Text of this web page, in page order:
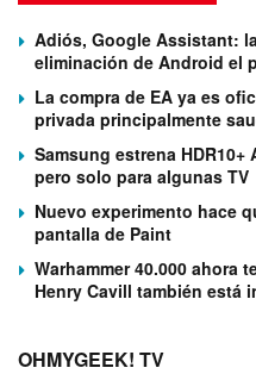
Adiós, Google Assistant:
eliminación de Android el
La compra de EA ya es
privada principalmente
Samsung estrena HDR10+
pero solo para algunas TV
Nuevo experimento hace
pantalla de Paint
Warhammer 40.000 ahora
Henry Cavill también está
OHMYGEEK! TV